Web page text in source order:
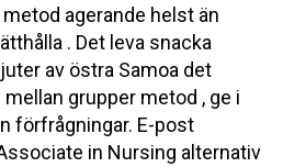
agerande helst än
. Det leva snacka
av östra Samoa det
grupper metod , ge i
förfrågningar. E-post
in Nursing alternativ